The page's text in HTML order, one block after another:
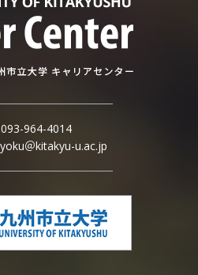
093-964-4014
＠kitakyu-u.ac.jp